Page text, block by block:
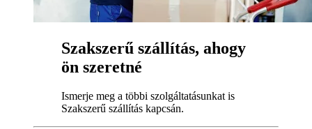
Szakszerű szállítás, ahogy
ön szeretné
Ismerje meg a többi szolgáltatásunkat is
Szakszerű szállítás kapcsán.